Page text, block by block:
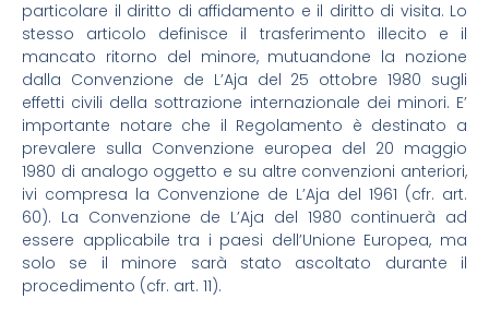
particolare il diritto di affidamento e il diritto di visita. Lo
stesso articolo definisce il trasferimento illecito e il
mancato ritorno del minore, mutuandone la nozione
dalla Convenzione de L’Aja del 25 ottobre 1980 sugli
effetti civili della sottrazione internazionale dei minori. E’
importante notare che il Regolamento è destinato a
prevalere sulla Convenzione europea del 20 maggio
1980 di analogo oggetto e su altre convenzioni anteriori,
ivi compresa la Convenzione de L’Aja del 1961 (cfr. art.
60). La Convenzione de L’Aja del 1980 continuerà ad
essere applicabile tra i paesi dell’Unione Europea, ma
solo se il minore sarà stato ascoltato durante il
procedimento (cfr. art. 11).